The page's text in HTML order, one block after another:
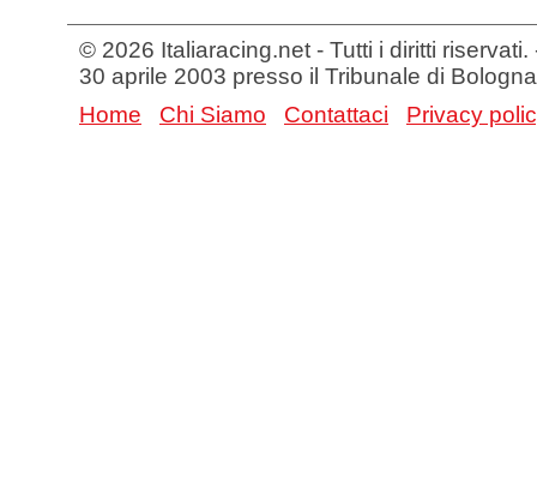
© 2026 Italiaracing.net - Tutti i diritti
30 aprile 2003 presso il Tribunale di Bologna
Home
Chi Siamo Contattaci Privacy